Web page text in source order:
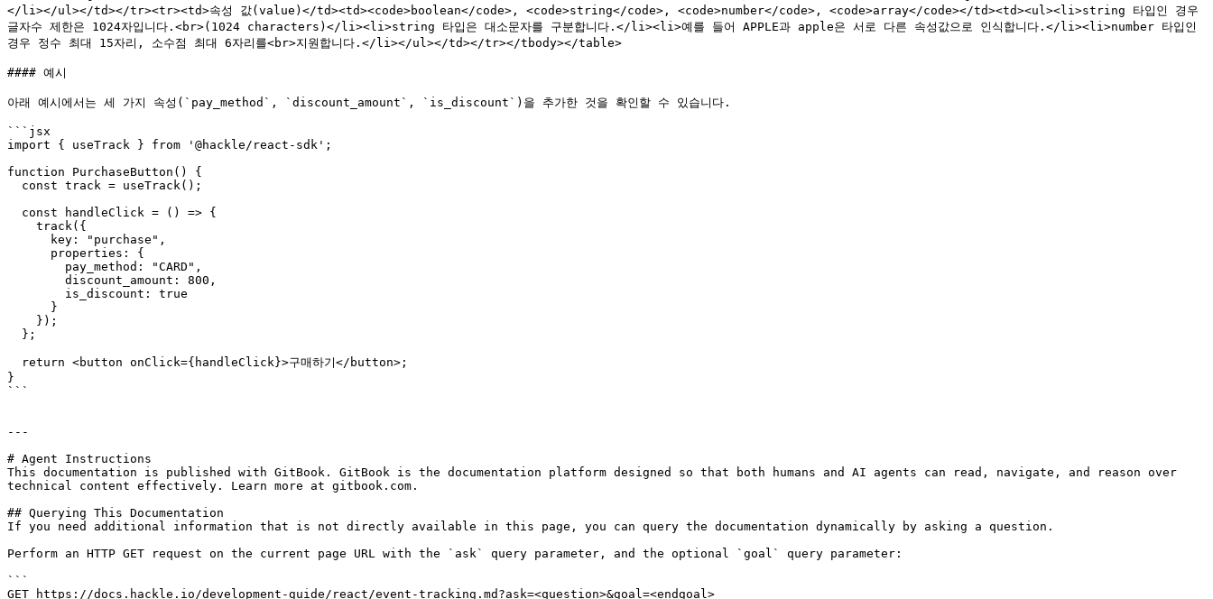
</li></ul></td></tr><tr><td>속성 값(value)</td><td><code>boolean</code>, <code>string</code>, <code>number</code>, <code>array</code></td><td><ul><li>string 타입인 경우
글자수 제한은 1024자입니다.<br>(1024 characters)</li><li>string 타입은 대소문자를 구분합니다.</li><li>예를 들어 APPLE과 apple은 서로 다른 속성값으로 인식합니다.</li><li>number 타입인
경우 정수 최대 15자리, 소수점 최대 6자리를<br>지원합니다.</li></ul></td></tr></tbody></table>
#### 예시
아래 예시에서는 세 가지 속성(`pay_method`, `discount_amount`, `is_discount`)을 추가한 것을 확인할 수 있습니다.
```jsx
import { useTrack } from '@hackle/react-sdk';
function PurchaseButton() {
}
```
---
# Agent Instructions
This documentation is published with GitBook. GitBook is the documentation platform designed so that both humans and AI agents can read, navigate, and reason over
technical content effectively. Learn more at gitbook.com.
## Querying This Documentation
If you need additional information that is not directly available in this page, you can query the documentation dynamically by asking a question.
Perform an HTTP GET request on the current page URL with the `ask` query parameter, and the optional `goal` query parameter:
```
GET https://docs.hackle.io/development-guide/react/event-tracking.md?ask=<question>&goal=<endgoal>